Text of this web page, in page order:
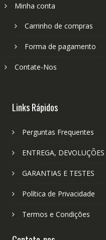
Minha conta
Carrinho de compras
Forma de pagamento
Contate-Nos
Links Rápidos
Perguntas Frequentes
ENTREGA,
GARANTIAS E TESTES
Política de Privacidade
Termos e Condições